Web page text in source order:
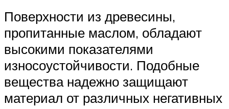
Поверхности из древесины,
пропитанные маслом, обладают
высокими показателями
износоустойчивости. Подобные
вещества надежно защищают
материал от различных негативных